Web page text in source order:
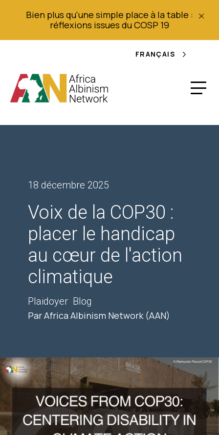
Bien plus qu'une simple place à la table :
réflexions issues du COSP 19
FRANÇAIS
18 décembre 2025
Voix de la COP30 :
placer le handicap
au cœur de l'action
climatique
Plaidoyer Blog
Par Africa Albinism Network (AAN)